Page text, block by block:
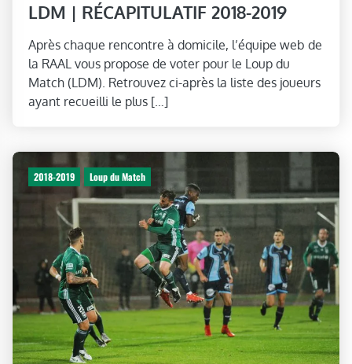
LDM | RÉCAPITULATIF 2018-2019
Après chaque rencontre à domicile, l’équipe web de
la RAAL vous propose de voter pour le Loup du
Match (LDM). Retrouvez ci-après la liste des joueurs
ayant recueilli le plus […]
2018-2019 Loup du Match